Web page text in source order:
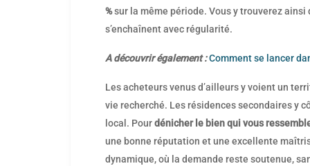
%sur la même période. Vous y trouverez
s’enchaînent avec régularité.
A découvrir également :Comment se lancer
Les acheteurs venus d’ailleurs y voient un
vie recherché. Les résidences secondaires y
local. Pourdénicher le bien qui vous
une bonne réputation et une excellente
dynamique, où la demande reste soutenue,